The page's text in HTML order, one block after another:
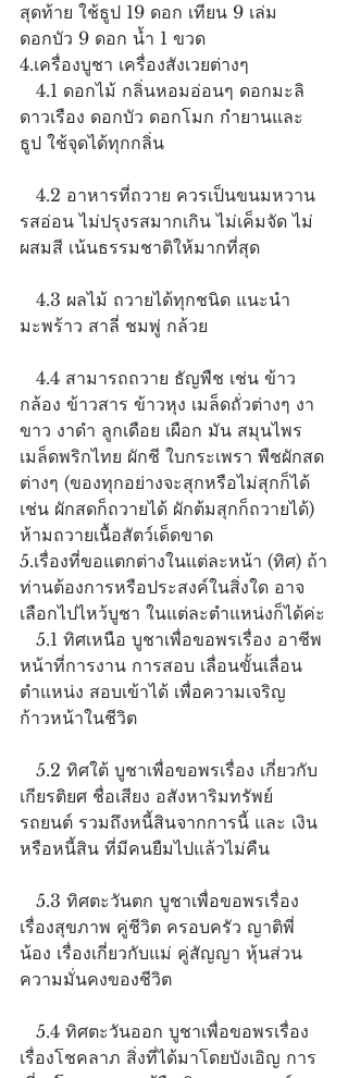
สุดท้าย ใช้ธูป 19 ดอก เทียน 9 เล่ม
ดอกบัว 9 ดอก น้ำ 1 ขวด
4.เครื่องบูชา เครื่องสังเวยต่างๆ
ดาวเรือง ดอกบัว ดอกโมก กำยานและ
ธูป ใช้จุดได้ทุกกลิ่น
รสอ่อน ไม่ปรุงรสมากเกิน ไม่เค็มจัด ไม่
ผสมสี เน้นธรรมชาติให้มากที่สุด
มะพร้าว สาลี่ ชมพู่ กล้วย
กล้อง ข้าวสาร ข้าวหุง เมล็ดถั่วต่างๆ งา
ขาว งาดำ ลูกเดือย เผือก มัน สมุนไพร
เมล็ดพริกไทย ผักชี ใบกระเพรา พืชผักสด
ต่างๆ (ของทุกอย่างจะสุกหรือไม่สุกก็ได้
เช่น ผักสดก็ถวายได้ ผักต้มสุกก็ถวายได้)
ห้ามถวายเนื้อสัตว์เด็ดขาด
5.เรื่องที่ขอแตกต่างในแต่ละหน้า (ทิศ) ถ้า
ท่านต้องการหรือประสงค์ในสิ่งใด อาจ
เลือกไปไหว้บูชา ในแต่ละตำแหน่งก็ได้ค่ะ
หน้าที่การงาน การสอบ เลื่อนขั้นเลื่อน
ตำแหน่ง สอบเข้าได้ เพื่อความเจริญ
ก้าวหน้าในชีวิต
เกียรติยศ ชื่อเสียง อสังหาริมทรัพย์
รถยนต์ รวมถึงหนี้สินจากการนี้ และ เงิน
หรือหนี้สิน ที่มีคนยืมไปแล้วไม่คืน
เรื่องสุขภาพ คู่ชีวิต ครอบครัว ญาติพี่
น้อง เรื่องเกี่ยวกับแม่ คู่สัญญา หุ้นส่วน
ความมั่นคงของชีวิต
เรื่องโชคลาภ สิ่งที่ได้มาโดยบังเอิญ การ